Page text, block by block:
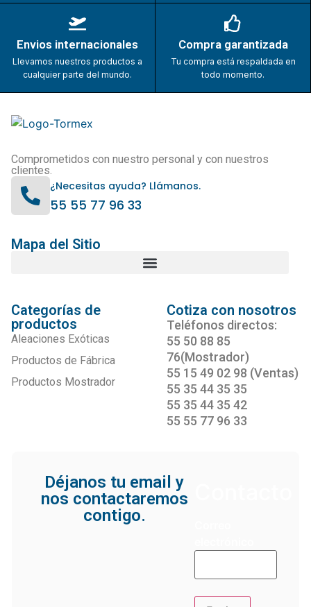
Envios internacionales
Llevamos nuestros productos a
cualquier parte del mundo.
Compra garantizada
Tu compra está respaldada en
todo momento.
Comprometidos con nuestro personal y con nuestros
clientes.
¿Necesitas ayuda? Llámanos.
55 55 77 96 33
Mapa del Sitio
Categorías de
productos
Aleaciones Exóticas
Productos de Fábrica
Productos Mostrador
Cotiza con nosotros
Teléfonos directos:
55 50 88 85
76(Mostrador)
55 15 49 02 98 (Ventas)
55 35 44 35 35
55 35 44 35 42
55 55 77 96 33
Déjanos tu email y
nos contactaremos
contigo.